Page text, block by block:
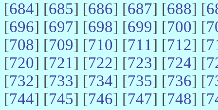
[684] [685] [686] [687] [688] [
[696] [697] [698] [699] [700] [
[708] [709] [710] [711] [712] [
[720] [721] [722] [723] [724] [
[732] [733] [734] [735] [736] [
[744] [745] [746] [747] [748] [